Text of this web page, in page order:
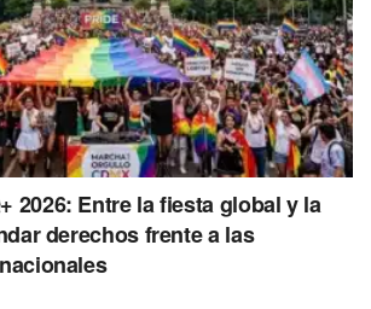
en común con ellos.
2026: Entre la fiesta global y la
derechos frente a las